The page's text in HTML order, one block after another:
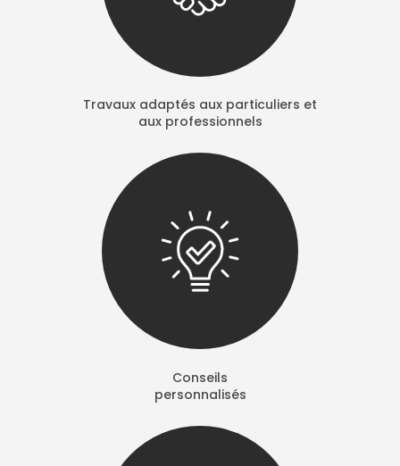
Travaux adaptés aux particuliers et
aux professionnels
Conseils
personnalisés